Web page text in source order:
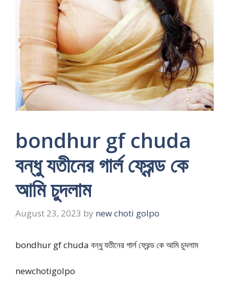
bondhur gf chuda
বন্ধু যতীনের গার্ল ফ্রেন্ড কে
আমি চুদলাম
August 23, 2023 by new choti golpo
bondhur gf chuda বন্ধু যতীনের গার্ল ফ্রেন্ড কে আমি চুদলাম
newchotigolpo